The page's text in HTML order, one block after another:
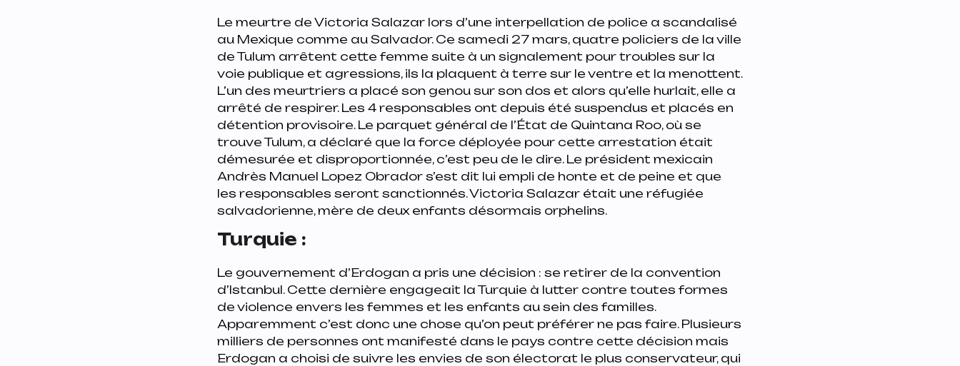
Le meurtre de Victoria Salazar lors d’une interpellation de police a scandalisé
au Mexique comme au Salvador. Ce samedi 27 mars, quatre policiers de la ville
de Tulum arrêtent cette femme suite à un signalement pour troubles sur la
voie publique et agressions, ils la plaquent à terre sur le ventre et la menottent.
L’un des meurtriers a placé son genou sur son dos et alors qu’elle hurlait, elle a
arrêté de respirer. Les 4 responsables ont depuis été suspendus et placés en
détention provisoire. Le parquet général de l’État de Quintana Roo, où se
trouve Tulum, a déclaré que la force déployée pour cette arrestation était
démesurée et disproportionnée, c’est peu de le dire. Le président mexicain
Andrès Manuel Lopez Obrador s’est dit lui empli de honte et de peine et que
les responsables seront sanctionnés. Victoria Salazar était une réfugiée
salvadorienne, mère de deux enfants désormais orphelins.
Turquie :
Le gouvernement d’Erdogan a pris une décision : se retirer de la convention
d’Istanbul. Cette dernière engageait la Turquie à lutter contre toutes formes
de violence envers les femmes et les enfants au sein des familles.
Apparemment c’est donc une chose qu’on peut préférer ne pas faire. Plusieurs
milliers de personnes ont manifesté dans le pays contre cette décision mais
Erdogan a choisi de suivre les envies de son électorat le plus conservateur, qui